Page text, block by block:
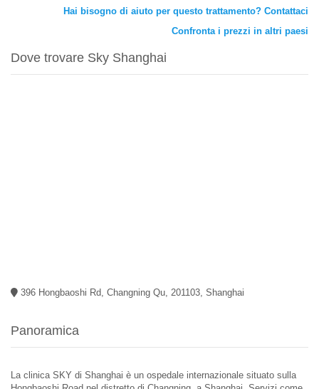
Hai bisogno di aiuto per questo trattamento? Contattaci
Confronta i prezzi in altri paesi
Dove trovare Sky Shanghai
396 Hongbaoshi Rd, Changning Qu, 201103, Shanghai
Panoramica
La clinica SKY di Shanghai è un ospedale internazionale situato sulla